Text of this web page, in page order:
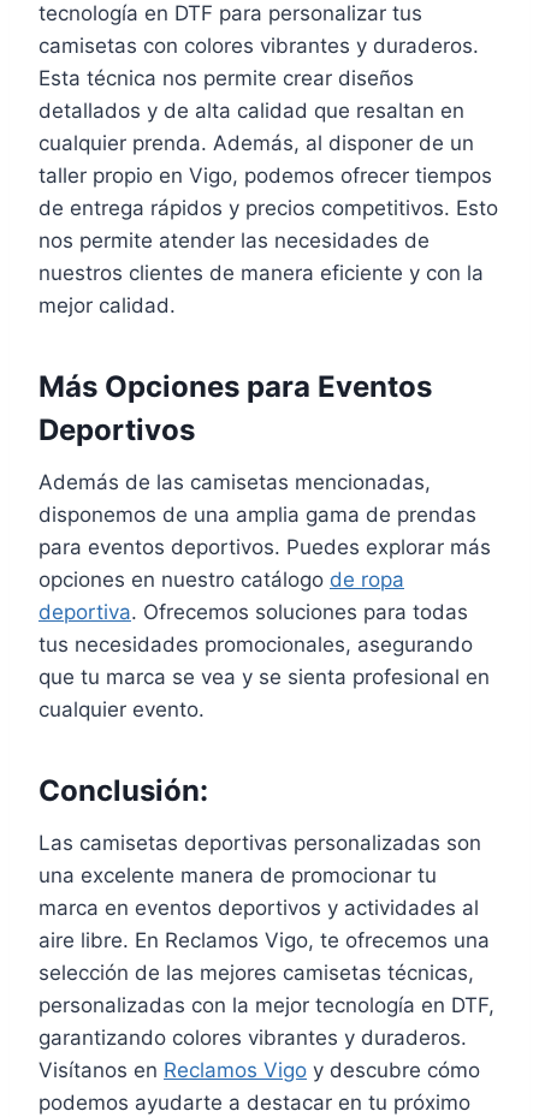
tecnología en DTF para personalizar tus
camisetas con colores vibrantes y duraderos.
Esta técnica nos permite crear diseños
detallados y de alta calidad que resaltan en
cualquier prenda. Además, al disponer de un
taller propio en Vigo, podemos ofrecer tiempos
de entrega rápidos y precios competitivos. Esto
nos permite atender las necesidades de
nuestros clientes de manera eficiente y con la
mejor calidad.
Más Opciones para Eventos
Deportivos
Además de las camisetas mencionadas,
disponemos de una amplia gama de prendas
para eventos deportivos. Puedes explorar más
opciones en nuestro catálogo de ropa
deportiva. Ofrecemos soluciones para todas
tus necesidades promocionales, asegurando
que tu marca se vea y se sienta profesional en
cualquier evento.
Conclusión:
Las camisetas deportivas personalizadas son
una excelente manera de promocionar tu
marca en eventos deportivos y actividades al
aire libre. En Reclamos Vigo, te ofrecemos una
selección de las mejores camisetas técnicas,
personalizadas con la mejor tecnología en DTF,
garantizando colores vibrantes y duraderos.
Visítanos en Reclamos Vigo y descubre cómo
podemos ayudarte a destacar en tu próximo